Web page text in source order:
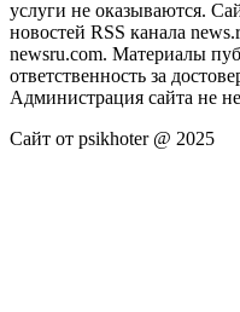
услуги не оказываются.
новостей RSS канала
newsru.com. Материалы
ответственность за
Администрация сайта не
Сайт от psikhoter @ 2025